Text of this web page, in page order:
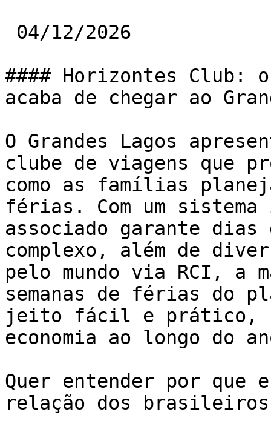
#### Horizontes
acaba de chegar ao
O Grandes Lagos
clube de viagens que
como as famílias
férias. Com um
associado garante dias
complexo, além de
pelo mundo via RCI, a
semanas de férias do
jeito fácil e prático,
economia ao longo do
Quer entender por que
relação dos